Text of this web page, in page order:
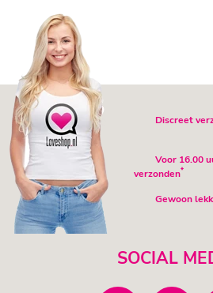
Discreet
Voor 16.00
verzonden*
Gewoon
SOCIAL